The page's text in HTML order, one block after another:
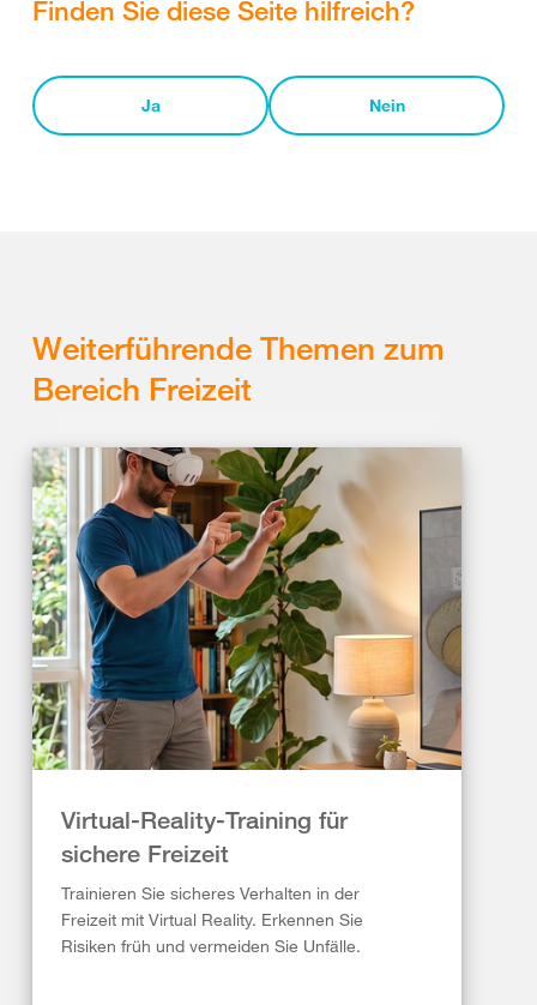
Finden Sie diese Seite hilfreich?
Ja Nein
Weiterführende Themen zum
Bereich Freizeit
Virtual-Reality-Training für
sichere Freizeit
Trainieren Sie sicheres Verhalten in der
Freizeit mit Virtual Reality. Erkennen Sie
Risiken früh und vermeiden Sie Unfälle.